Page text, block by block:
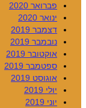
פברואר 2020
ינואר 2020
דצמבר 2019
נובמבר 2019
אוקטובר 2019
ספטמבר 2019
אוגוסט 2019
יולי 2019
יוני 2019